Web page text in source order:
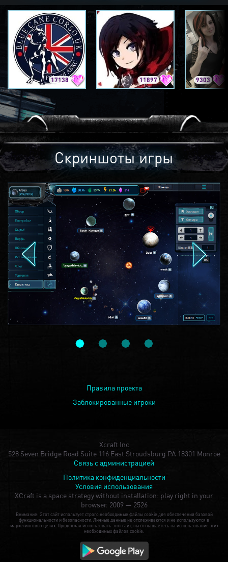
17138 11897 9303
Скриншоты игры
Правила проекта
Заблокированные игроки
Xcraft Inc
528 Seven Bridge Road Suite 116 East Stroudsburg PA 18301 Monroe
Связь с администрацией
Политика конфиденциальности
Условия использования
XCraft is a space strategy without installation: play right in your
browser. 2009 — 2526
Внимание: Этот сайт использует строго необходимые файлы cookie для обеспечения базовой
функциональности и безопасности. Личные данные не отслеживаются и не используются в
маркетинговых целях. Продолжая использовать этот сайт, вы соглашаетесь на использование этих
необходимых файлов cookie.